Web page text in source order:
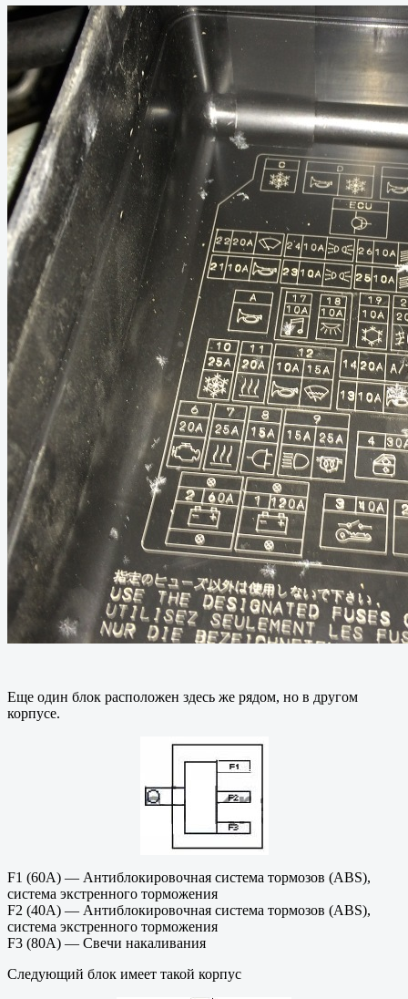
Еще один блок расположен здесь же рядом, но в другом
корпусе.
F1 (60A) — Антиблокировочная система тормозов (ABS),
система экстренного торможения
F2 (40A) — Антиблокировочная система тормозов (ABS),
система экстренного торможения
F3 (80A) — Свечи накаливания
Следующий блок имеет такой корпус